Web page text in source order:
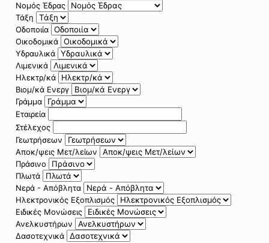
Νομός Έδρας
Τάξη
Οδοποιία
Οικοδομικά
Υδραυλικά
Λιμενικά
Ηλεκτρ/κά
Βιομ/κά Ενεργ
Γράμμα
Εταιρεία
Στέλεχος
Γεωτρήσεων
Αποκ/ψεις Μετ/λείων
Πράσινο
Πλωτά
Νερά - Απόβλητα
Ηλεκτρονικός Εξοπλισμός
Ειδικές Μονώσεις
Ανελκυστήρων
Δασοτεχνικά